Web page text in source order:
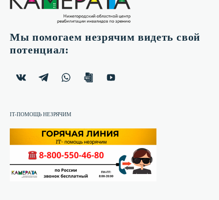
Мы помогаем незрячим видеть свой
потенциал:
IT-ПОМОЩЬ НЕЗРЯЧИМ